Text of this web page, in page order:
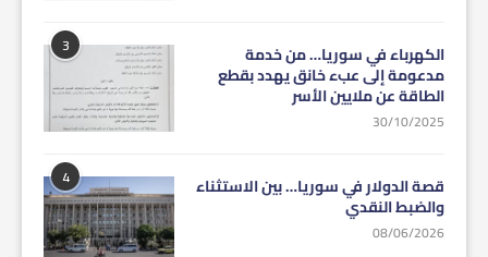
3 الكهرباء في سوريا… من خدمة
مدعومة إلى عبء خانق يهدد بقطع
الطاقة عن ملايين الأسر
30/10/2025
4 قصة الدولار في سوريا… بين الاستثناء
والضبط النقدي
08/06/2026